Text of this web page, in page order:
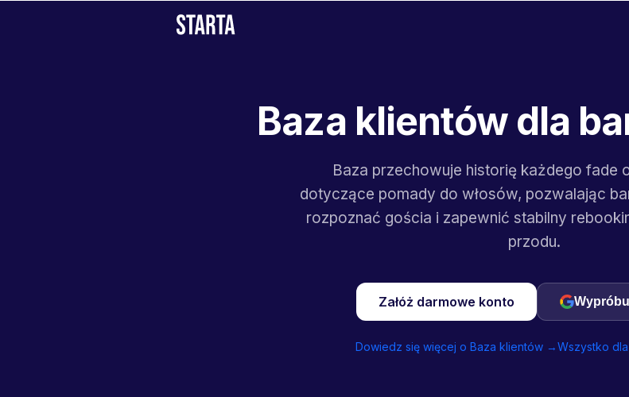
Baza klientów dla
Baza przechowuje historię każdego fade
dotyczące pomady do włosów, pozwalając
rozpoznać gościa i zapewnić stabilny
przodu.
Załóż darmowe konto
Dowiedz się więcej o Baza klientów →Wszystko